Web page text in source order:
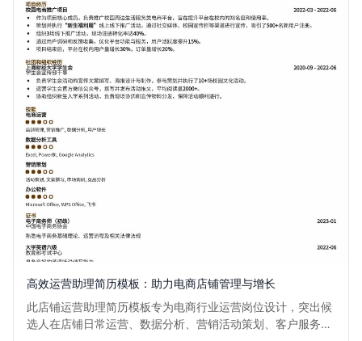
高效运营助理简历模板：助力电商店铺管理与增长
此店铺运营助理简历模板专为电商行业运营岗位设计，突出候
选人在店铺日常运营、数据分析、营销活动策划、客户服务等